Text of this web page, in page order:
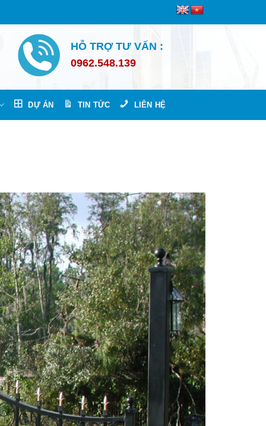
HỖ TRỢ TƯ VẤN :
0962.548.139
DỰ ÁN TIN TỨC LIÊN HỆ